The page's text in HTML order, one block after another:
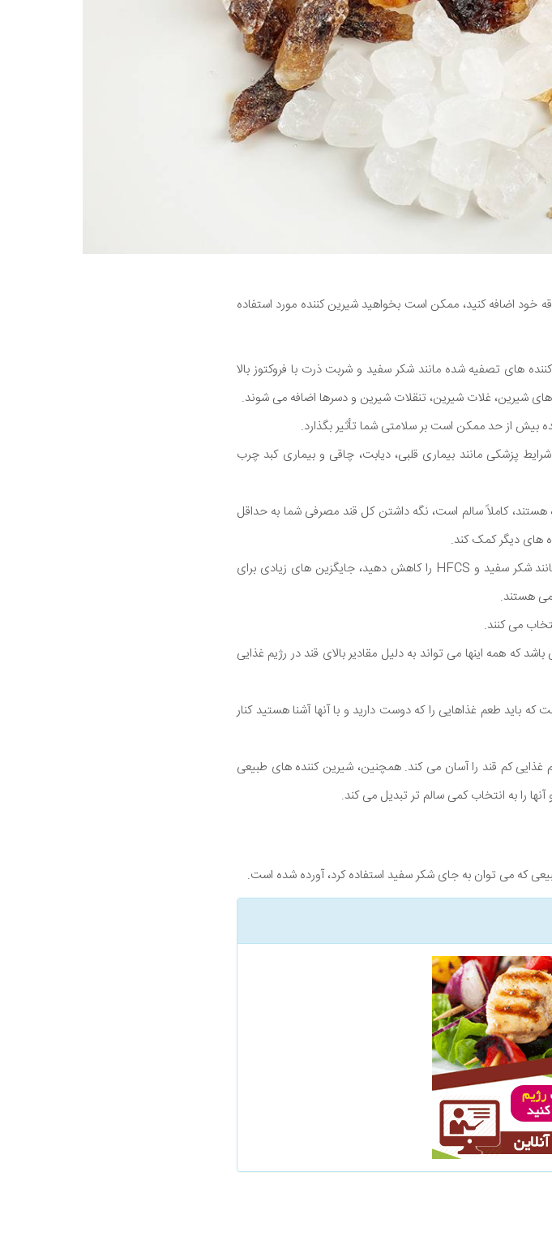
خود اضافه کنید، ممکن است بخواهید شیرین کننده مورد استفاده
های تصفیه شده مانند شکر سفید و شربت ذرت با فروکتوز بالا
بیش از حد ممکن است بر سلامتی شما تأثیر بگذارد.
پزشکی مانند بیماری قلبی، دیابت، چاقی و بیماری کبد چرب
کاملاً سالم است، نگه داشتن کل قند مصرفی شما به حداقل
های دیگر کمک کند.
اگر می خواهید مصرف شیرین کننده های معمولی تصفیه شده مانند شکر سفید و HFCS را کاهش دهید، جایگزین های زیادی برای
هستند.
می کنند.
به انسولین یا چاقی باشد که همه اینها می تواند به دلیل مقادیر بالای قند در رژیم غذایی
باید طعم غذاهایی را که دوست دارید و با آنها آشنا هستید کنار
کم قند را آسان می کند. همچنین، شیرین کننده های طبیعی
را به انتخاب کمی سالم تر تبدیل می کند.
که می توان به جای شکر سفید استفاده کرد، آورده شده است.